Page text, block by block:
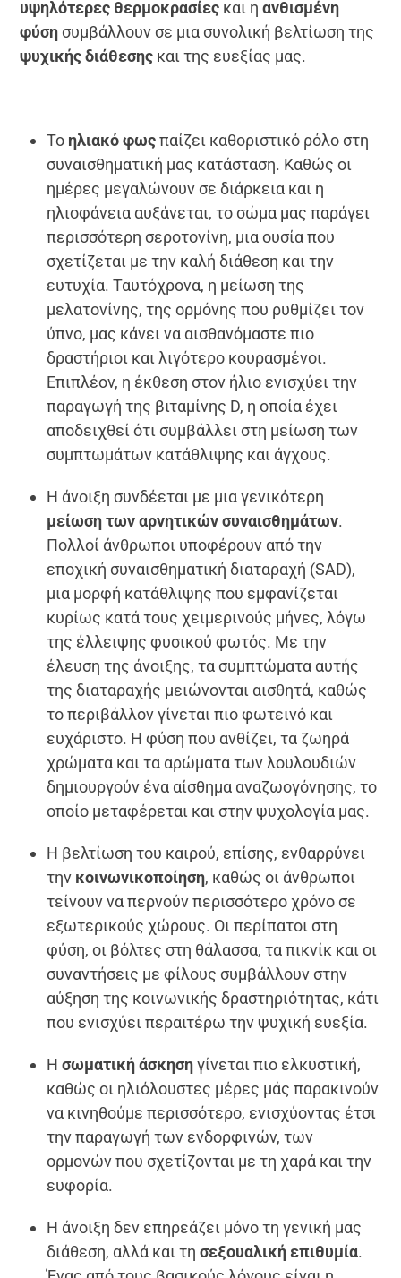
υψηλότερες θερμοκρασίες και ηανθισμένη
φύση συμβάλλουν σε μια συνολική βελτίωση της
ψυχικής διάθεσης και της ευεξίας μας.
Το ηλιακό φωςπαίζει καθοριστικό ρόλο στη
συναισθηματική μας κατάσταση. Καθώς οι
ημέρες μεγαλώνουν σε διάρκεια και η
ηλιοφάνεια αυξάνεται, το σώμα μας παράγει
περισσότερη σεροτονίνη, μια ουσία που
σχετίζεται με την καλή διάθεση και την
ευτυχία. Ταυτόχρονα, η μείωση της
μελατονίνης, της ορμόνης που ρυθμίζει τον
ύπνο, μας κάνει να αισθανόμαστε πιο
δραστήριοι και λιγότερο κουρασμένοι.
Επιπλέον, η έκθεση στον ήλιο ενισχύει την
παραγωγή της βιταμίνης D, η οποία έχει
αποδειχθεί ότι συμβάλλει στη μείωση των
συμπτωμάτων κατάθλιψης και άγχους.
Η άνοιξη συνδέεται με μια γενικότερη
μείωση των αρνητικών συναισθημάτων.
Πολλοί άνθρωποι υποφέρουν από την
εποχική συναισθηματική διαταραχή (SAD),
μια μορφή κατάθλιψης που εμφανίζεται
κυρίως κατά τους χειμερινούς μήνες, λόγω
της έλλειψης φυσικού φωτός. Με την
έλευση της άνοιξης, τα συμπτώματα αυτής
της διαταραχής μειώνονται αισθητά, καθώς
το περιβάλλον γίνεται πιο φωτεινό και
ευχάριστο. Η φύση που ανθίζει, τα ζωηρά
χρώματα και τα αρώματα των λουλουδιών
δημιουργούν ένα αίσθημα αναζωογόνησης, το
οποίο μεταφέρεται και στην ψυχολογία μας.
Η βελτίωση του καιρού, επίσης, ενθαρρύνει
την κοινωνικοποίηση, καθώς οι άνθρωποι
τείνουν να περνούν περισσότερο χρόνο σε
εξωτερικούς χώρους. Οι περίπατοι στη
φύση, οι βόλτες στη θάλασσα, τα πικνίκ και οι
συναντήσεις με φίλους συμβάλλουν στην
αύξηση της κοινωνικής δραστηριότητας, κάτι
που ενισχύει περαιτέρω την ψυχική ευεξία.
Ησωματική άσκησηγίνεται πιο ελκυστική,
καθώς οι ηλιόλουστες μέρες μάς παρακινούν
να κινηθούμε περισσότερο, ενισχύοντας έτσι
την παραγωγή των ενδορφινών, των
ορμονών που σχετίζονται με τη χαρά και την
ευφορία.
Η άνοιξη δεν επηρεάζει μόνο τη γενική μας
διάθεση, αλλά και τησεξουαλική επιθυμία.